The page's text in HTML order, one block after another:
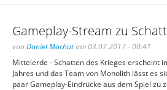
Gameplay-Stream zu
von Daniel Machutam 03.07.2017 - 00:41
Mittelerde - Schatten des Krieges erscheint
Jahres und das Team von Monolith lässt es
paar Gameplay-Eindrücke aus dem Spiel zu